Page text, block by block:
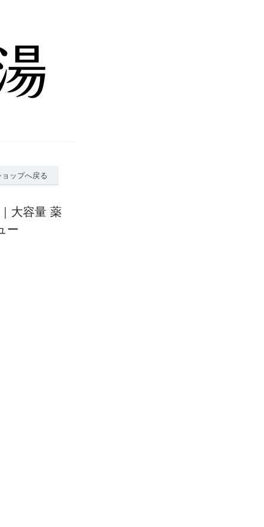
ョップへ戻る
大容量 薬
ー